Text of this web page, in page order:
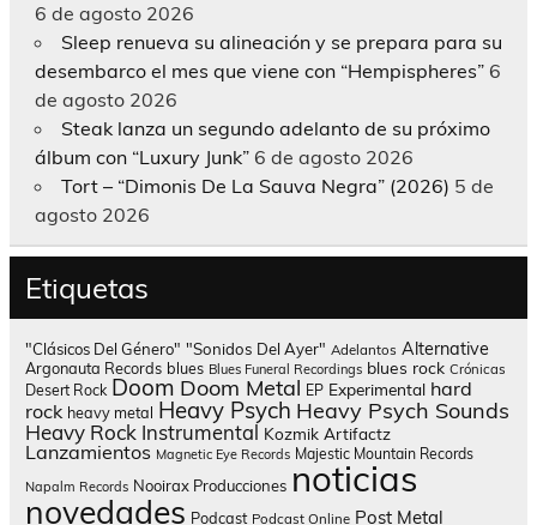
6 de agosto 2026
Sleep renueva su alineación y se prepara para su
desembarco el mes que viene con “Hempispheres” 6
de agosto 2026
Steak lanza un segundo adelanto de su próximo
álbum con “Luxury Junk” 6 de agosto 2026
Tort – “Dimonis De La Sauva Negra” (2026) 5 de
agosto 2026
Etiquetas
"Clásicos Del Género" "Sonidos Del Ayer" Adelantos Alternative
Argonauta Records blues Blues Funeral Recordings blues rock Crónicas
Desert Rock Doom Doom Metal EP Experimental hard
rock heavy metal Heavy Psych Heavy Psych Sounds
Heavy Rock Instrumental Kozmik Artifactz
Lanzamientos Magnetic Eye Records Majestic Mountain Records
Napalm Records Nooirax Producciones noticias
novedades Podcast Podcast Online Post Metal